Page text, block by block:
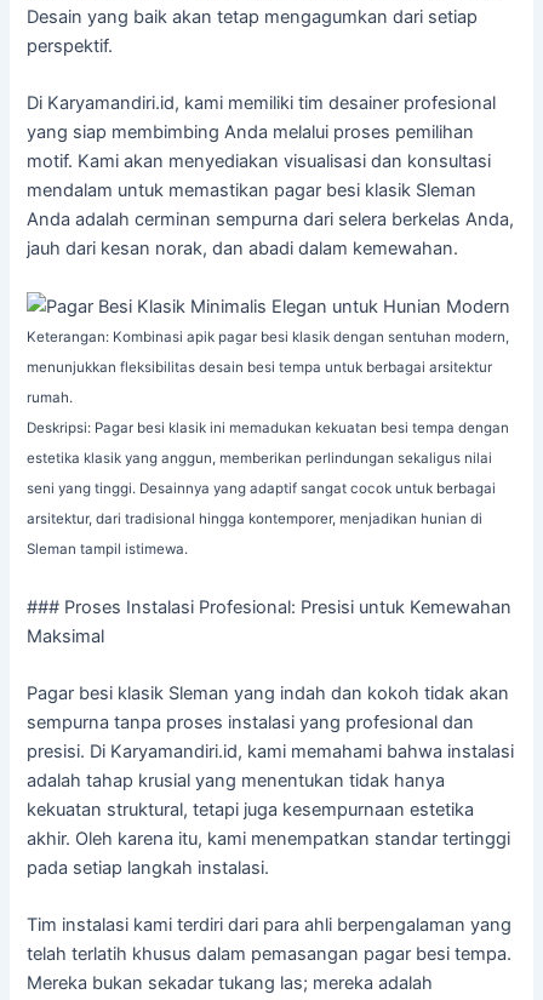
Desain yang baik akan tetap mengagumkan dari setiap
perspektif.
Di Karyamandiri.id, kami memiliki tim desainer profesional
yang siap membimbing Anda melalui proses pemilihan
motif. Kami akan menyediakan visualisasi dan konsultasi
mendalam untuk memastikan pagar besi klasik Sleman
Anda adalah cerminan sempurna dari selera berkelas Anda,
jauh dari kesan norak, dan abadi dalam kemewahan.
Keterangan: Kombinasi apik pagar besi klasik dengan sentuhan modern,
menunjukkan fleksibilitas desain besi tempa untuk berbagai arsitektur
rumah.
Deskripsi: Pagar besi klasik ini memadukan kekuatan besi tempa dengan
estetika klasik yang anggun, memberikan perlindungan sekaligus nilai
seni yang tinggi. Desainnya yang adaptif sangat cocok untuk berbagai
arsitektur, dari tradisional hingga kontemporer, menjadikan hunian di
Sleman tampil istimewa.
### Proses Instalasi Profesional: Presisi untuk Kemewahan
Maksimal
Pagar besi klasik Sleman yang indah dan kokoh tidak akan
sempurna tanpa proses instalasi yang profesional dan
presisi. Di Karyamandiri.id, kami memahami bahwa instalasi
adalah tahap krusial yang menentukan tidak hanya
kekuatan struktural, tetapi juga kesempurnaan estetika
akhir. Oleh karena itu, kami menempatkan standar tertinggi
pada setiap langkah instalasi.
Tim instalasi kami terdiri dari para ahli berpengalaman yang
telah terlatih khusus dalam pemasangan pagar besi tempa.
Mereka bukan sekadar tukang las; mereka adalah